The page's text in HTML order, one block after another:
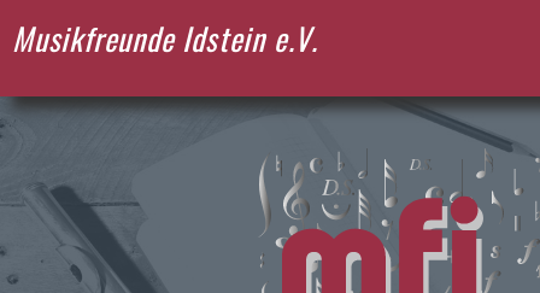
überspringen
Musikfreunde Idstein e.V.